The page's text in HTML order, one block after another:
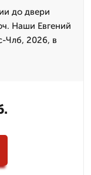
до двери
Наши Евгений
Члб, 2026, в